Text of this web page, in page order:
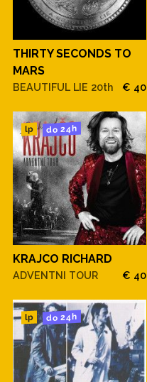
THIRTY SECONDS TO
MARS
BEAUTIFUL LIE 20th € 40
lp do 24h
KRAJCO RICHARD
ADVENTNI TOUR € 40
lp do 24h